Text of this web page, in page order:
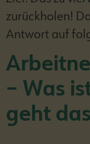
zurückholen!
Antwort auf
– Was
geht